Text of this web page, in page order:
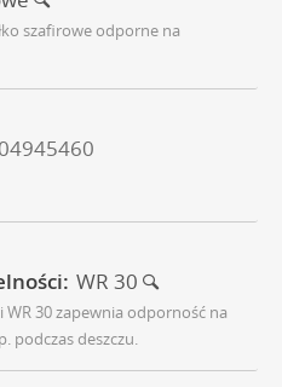
szafirowe odporne na
WR 30
WR 30 zapewnia odporność na
podczas deszczu.